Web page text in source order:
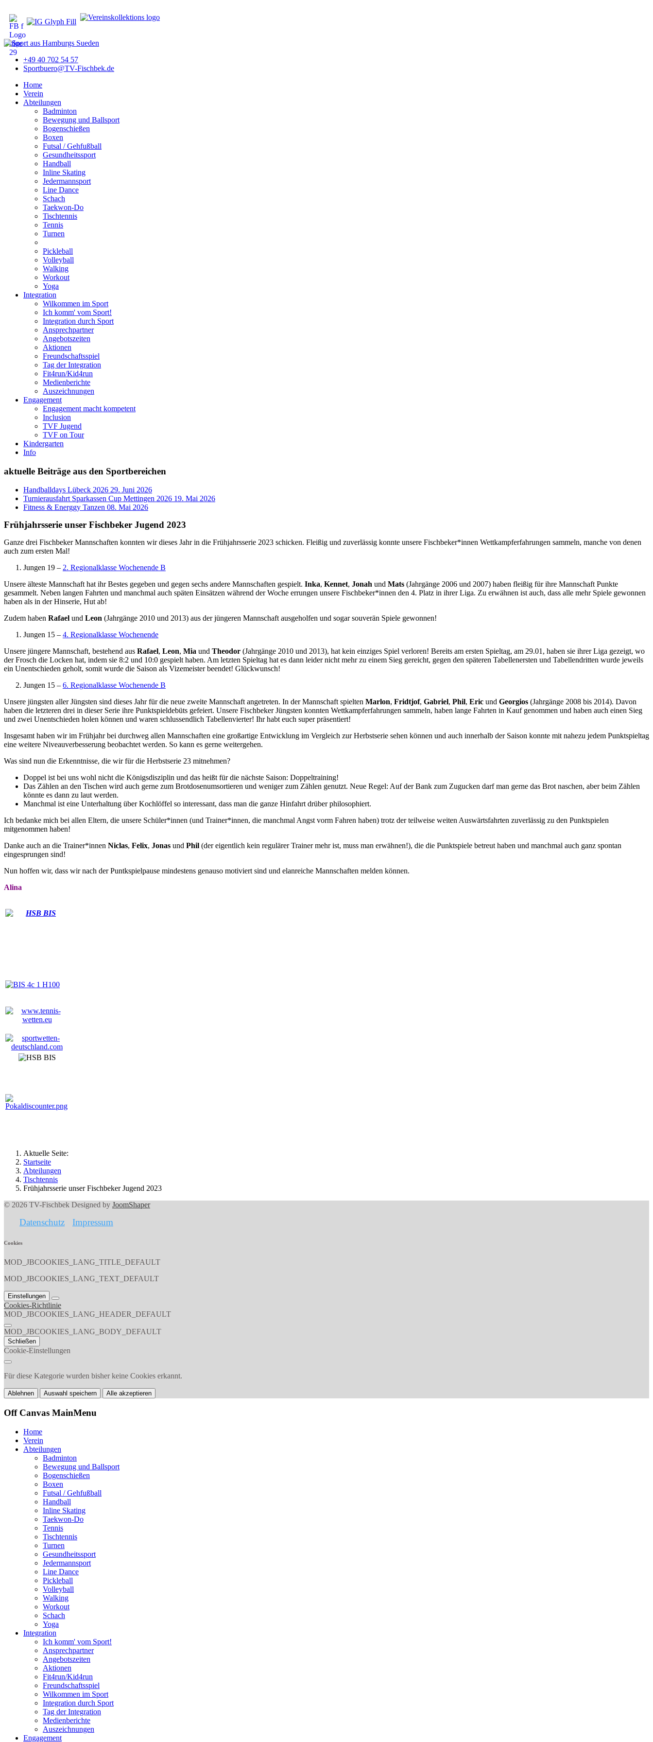
+49 40 702 54 57
Sportbuero@TV-Fischbek.de
Home
Verein
Abteilungen
Badminton
Bewegung und Ballsport
Bogenschießen
Boxen
Futsal / Gehfußball
Gesundheitssport
Handball
Inline Skating
Jedermannsport
Line Dance
Schach
Taekwon-Do
Tischtennis
Tennis
Turnen
Pickleball
Volleyball
Walking
Workout
Yoga
Integration
Wilkommen im Sport
Ich komm' vom Sport!
Integration durch Sport
Ansprechpartner
Angebotszeiten
Aktionen
Freundschaftsspiel
Tag der Integration
Fit4run/Kid4run
Medienberichte
Auszeichnungen
Engagement
Engagement macht kompetent
Inclusion
TVF Jugend
TVF on Tour
Kindergarten
Info
aktuelle Beiträge aus den Sportbereichen
Handballdays Lübeck 2026 29. Juni 2026
Turnierausfahrt Sparkassen Cup Mettingen 2026 19. Mai 2026
Fitness & Energgy Tanzen 08. Mai 2026
Frühjahrsserie unser Fischbeker Jugend 2023
Ganze drei Fischbeker Mannschaften konnten wir dieses Jahr in die Frühjahrsserie 2023 schicken. Fleißig und zuverlässig konnte unsere Fischbeker*innen Wettkampferfahrungen sammeln, manche von denen
auch zum ersten Mal!
Jungen 19 – 2. Regionalklasse Wochenende B
Unsere älteste Mannschaft hat ihr Bestes gegeben und gegen sechs andere Mannschaften gespielt. Inka, Kennet, Jonah und Mats (Jahrgänge 2006 und 2007) haben fleißig für ihre Mannschaft Punkte
gesammelt. Neben langen Fahrten und manchmal auch späten Einsätzen während der Woche errungen unsere Fischbeker*innen den 4. Platz in ihrer Liga. Zu erwähnen ist auch, dass alle mehr Spiele gewonnen
haben als in der Hinserie, Hut ab!
Zudem haben Rafael und Leon (Jahrgänge 2010 und 2013) aus der jüngeren Mannschaft ausgeholfen und sogar souverän Spiele gewonnen!
Jungen 15 – 4. Regionalklasse Wochenende
Unsere jüngere Mannschaft, bestehend aus Rafael, Leon, Mia und Theodor (Jahrgänge 2010 und 2013), hat kein einziges Spiel verloren! Bereits am ersten Spieltag, am 29.01, haben sie ihrer Liga gezeigt, wo
der Frosch die Locken hat, indem sie 8:2 und 10:0 gespielt haben. Am letzten Spieltag hat es dann leider nicht mehr zu einem Sieg gereicht, gegen den späteren Tabellenersten und Tabellendritten wurde jeweils
ein Unentschieden geholt, somit wurde die Saison als Vizemeister beendet! Glückwunsch!
Jungen 15 – 6. Regionalklasse Wochenende B
Unsere jüngsten aller Jüngsten sind dieses Jahr für die neue zweite Mannschaft angetreten. In der Mannschaft spielten Marlon, Fridtjof, Gabriel, Phil, Eric und Georgios (Jahrgänge 2008 bis 2014). Davon
haben die letzteren drei in dieser Serie ihre Punktspieldebüts gefeiert. Unsere Fischbeker Jüngsten konnten Wettkampferfahrungen sammeln, haben lange Fahrten in Kauf genommen und haben auch einen Sieg
und zwei Unentschieden holen können und waren schlussendlich Tabellenvierter! Ihr habt euch super präsentiert!
Insgesamt haben wir im Frühjahr bei durchweg allen Mannschaften eine großartige Entwicklung im Vergleich zur Herbstserie sehen können und auch innerhalb der Saison konnte mit nahezu jedem Punktspieltag
eine weitere Niveauverbesserung beobachtet werden. So kann es gerne weitergehen.
Was sind nun die Erkenntnisse, die wir für die Herbstserie 23 mitnehmen?
Doppel ist bei uns wohl nicht die Königsdisziplin und das heißt für die nächste Saison: Doppeltraining!
Das Zählen an den Tischen wird auch gerne zum Brotdosenumsortieren und weniger zum Zählen genutzt. Neue Regel: Auf der Bank zum Zugucken darf man gerne das Brot naschen, aber beim Zählen
könnte es dann zu laut werden.
Manchmal ist eine Unterhaltung über Kochlöffel so interessant, dass man die ganze Hinfahrt drüber philosophiert.
Ich bedanke mich bei allen Eltern, die unsere Schüler*innen (und Trainer*innen, die manchmal Angst vorm Fahren haben) trotz der teilweise weiten Auswärtsfahrten zuverlässig zu den Punktspielen
mitgenommen haben!
Danke auch an die Trainer*innen Niclas, Felix, Jonas und Phil (der eigentlich kein regulärer Trainer mehr ist, muss man erwähnen!), die die Punktspiele betreut haben und manchmal auch ganz spontan
eingesprungen sind!
Nun hoffen wir, dass wir nach der Puntkspielpause mindestens genauso motiviert sind und elanreiche Mannschaften melden können.
Alina
Aktuelle Seite:
Startseite
Abteilungen
Tischtennis
Frühjahrsserie unser Fischbeker Jugend 2023
© 2026 TV-Fischbek Designed by JoomShaper
Datenschutz Impressum
Cookies
MOD_JBCOOKIES_LANG_TITLE_DEFAULT
MOD_JBCOOKIES_LANG_TEXT_DEFAULT
Einstellungen
Cookies-Richtlinie
MOD_JBCOOKIES_LANG_HEADER_DEFAULT
MOD_JBCOOKIES_LANG_BODY_DEFAULT
Schließen
Cookie-Einstellungen
Für diese Kategorie wurden bisher keine Cookies erkannt.
Ablehnen Auswahl speichern Alle akzeptieren
Off Canvas MainMenu
Home
Verein
Abteilungen
Badminton
Bewegung und Ballsport
Bogenschießen
Boxen
Futsal / Gehfußball
Handball
Inline Skating
Taekwon-Do
Tennis
Tischtennis
Turnen
Gesundheitssport
Jedermannsport
Line Dance
Pickleball
Volleyball
Walking
Workout
Schach
Yoga
Integration
Ich komm' vom Sport!
Ansprechpartner
Angebotszeiten
Aktionen
Fit4run/Kid4run
Freundschaftsspiel
Wilkommen im Sport
Integration durch Sport
Tag der Integration
Medienberichte
Auszeichnungen
Engagement